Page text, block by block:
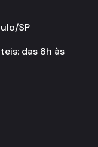
SP
das 8h às